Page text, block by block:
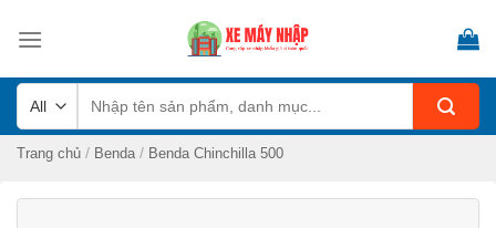
kiếm:
Trang chủ / Benda / Benda Chinchilla 500